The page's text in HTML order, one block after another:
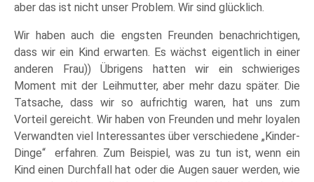
aber das ist nicht unser Problem. Wir sind glücklich.
Wir haben auch die engsten Freunden benachrichtigen,
dass wir ein Kind erwarten. Es wächst eigentlich in einer
anderen Frau)) Übrigens hatten wir ein schwieriges
Moment mit der Leihmutter, aber mehr dazu später. Die
Tatsache, dass wir so aufrichtig waren, hat uns zum
Vorteil gereicht. Wir haben von Freunden und mehr loyalen
Verwandten viel Interessantes über verschiedene „Kinder-
Dinge“ erfahren. Zum Beispiel, was zu tun ist, wenn ein
Kind einen Durchfall hat oder die Augen sauer werden, wie